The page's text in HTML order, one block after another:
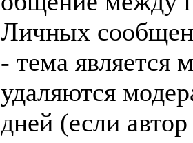
Личных
- тема является
удаляются
дней (если